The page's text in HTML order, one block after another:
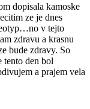
dopisala kamoske
ze je dnes
v tejto
zdravu a krasnu
bude zdravy. So
tento den bol
a prajem vela